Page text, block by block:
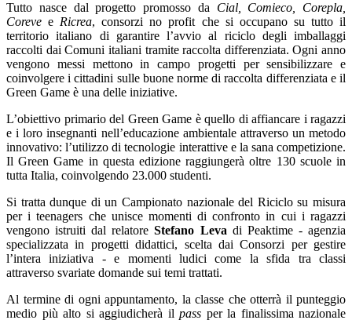
Tutto nasce dal progetto promosso da Cial, Comieco, Corepla,
Coreve e Ricrea, consorzi no profit che si occupano su tutto il
territorio italiano di garantire l’avvio al riciclo degli imballaggi
raccolti dai Comuni italiani tramite raccolta differenziata. Ogni anno
vengono messi mettono in campo progetti per sensibilizzare e
coinvolgere i cittadini sulle buone norme di raccolta differenziata e il
Green Game è una delle iniziative.
L’obiettivo primario del Green Game è quello di affiancare i ragazzi
e i loro insegnanti nell’educazione ambientale attraverso un metodo
innovativo: l’utilizzo di tecnologie interattive e la sana competizione.
Il Green Game in questa edizione raggiungerà oltre 130 scuole in
tutta Italia, coinvolgendo 23.000 studenti.
Si tratta dunque di un Campionato nazionale del Riciclo su misura
per i teenagers che unisce momenti di confronto in cui i ragazzi
vengono istruiti dal relatore Stefano Leva di Peaktime - agenzia
specializzata in progetti didattici, scelta dai Consorzi per gestire
l’intera iniziativa - e momenti ludici come la sfida tra classi
attraverso svariate domande sui temi trattati.
Al termine di ogni appuntamento, la classe che otterrà il punteggio
medio più alto si aggiudicherà il pass per la finalissima nazionale